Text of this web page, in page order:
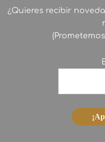
¿Quieres recibir